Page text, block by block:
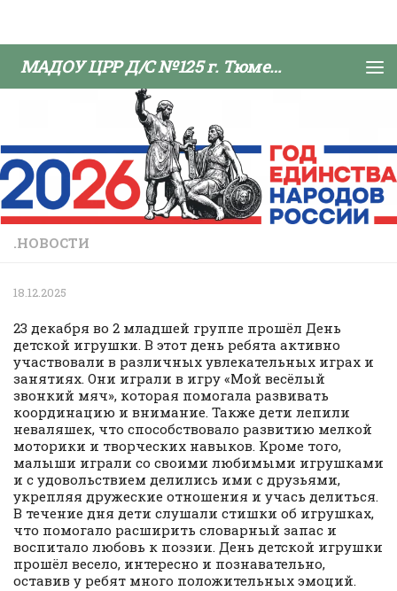
МАДОУ ЦРР Д/С №125 г. Тюмени
.НОВОСТИ
18.12.2025
23 декабря во 2 младшей группе прошёл День
детской игрушки. В этот день ребята активно
участвовали в различных увлекательных играх и
занятиях. Они играли в игру «Мой весёлый
звонкий мяч», которая помогала развивать
координацию и внимание. Также дети лепили
неваляшек, что способствовало развитию мелкой
моторики и творческих навыков. Кроме того,
малыши играли со своими любимыми игрушками
и с удовольствием делились ими с друзьями,
укрепляя дружеские отношения и учась делиться.
В течение дня дети слушали стишки об игрушках,
что помогало расширить словарный запас и
воспитало любовь к поэзии. День детской игрушки
прошёл весело, интересно и познавательно,
оставив у ребят много положительных эмоций.